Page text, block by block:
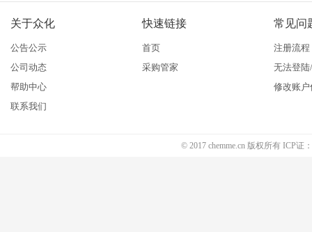
关于众化
公告公示
公司动态
帮助中心
联系我们
快速链接
首页
采购管家
常见问
注册流程
无法登
修改账户
© 2017 chemme.cn 版权所有 ICP证：